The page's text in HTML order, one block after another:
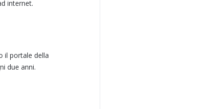
internet.
il portale della
due anni.